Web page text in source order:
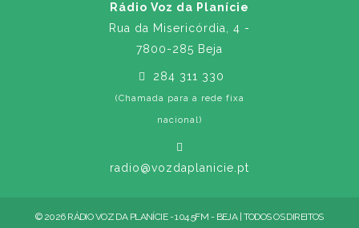
Rádio Voz da Planície
Rua da Misericórdia, 4 -
7800-285 Beja
284 311 330
(Chamada para a rede fixa
nacional)
radio@vozdaplanicie.pt
© 2026 RÁDIO VOZ DA PLANÍCIE - 104.5FM - BEJA | TODOS OS DIREITOS